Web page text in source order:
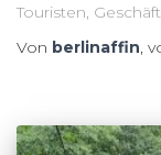
Touristen,
Von berlinaffin,